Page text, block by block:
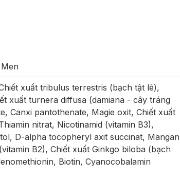
xuất tribulus terrestris (bạch tật lê),
xuất turnera diffusa (damiana - cây tráng
Canxi pantothenate, Magie oxit, Chiết xuất
nitrat, Nicotinamid (vitamin B3),
D-alpha tocopheryl axit succinat, Mangan
B2), Chiết xuất Ginkgo biloba (bạch
Biotin, Cyanocobalamin